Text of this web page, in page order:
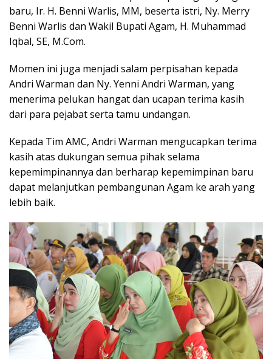
baru, Ir. H. Benni Warlis, MM, beserta istri, Ny. Merry
Benni Warlis dan Wakil Bupati Agam, H. Muhammad
Iqbal, SE, M.Com.
Momen ini juga menjadi salam perpisahan kepada
Andri Warman dan Ny. Yenni Andri Warman, yang
menerima pelukan hangat dan ucapan terima kasih
dari para pejabat serta tamu undangan.
Kepada Tim AMC, Andri Warman mengucapkan terima
kasih atas dukungan semua pihak selama
kepemimpinannya dan berharap kepemimpinan baru
dapat melanjutkan pembangunan Agam ke arah yang
lebih baik.